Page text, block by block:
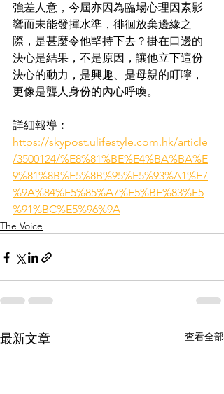
強差人意，今屆亦因為臨場心理因素影
響而未能發揮水準，徘徊放棄邊緣之
際，是甚麼令他堅持下去？掛在口邊的
決心是結果，不是原因，讓他立下這份
決心的動力，是興趣、是母親的叮嚀，
更像是聾人身份的內心呼喚。
詳細報導︰
https://skypost.ulifestyle.com.hk/article
/3500124/%E8%81%BE%E4%BA%BA%E
9%81%8B%E5%8B%95%E5%93%A1%E7
%9A%84%E5%85%A7%E5%BF%83%E5
%91%BC%E5%96%9A
The Voice
最新文章 查看全部